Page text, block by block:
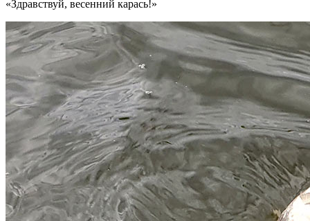
«Здравствуй, весенний карась!»